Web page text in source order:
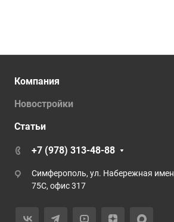
Компания
Новостройки
Статьи
+7 (978) 313-48-88
Симферополь, ул. Набережная
75С, офис 317